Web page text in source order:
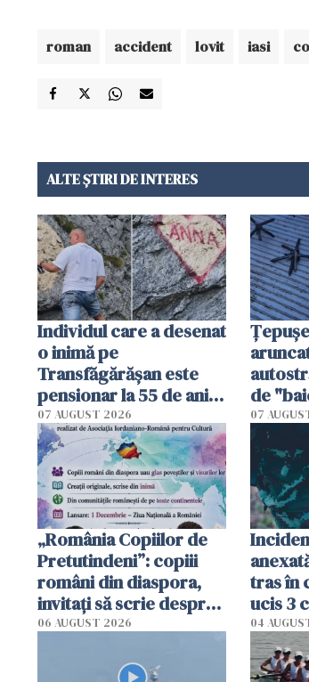
roman accident lovit iasi
ALTE ȘTIRI DE INTERES
Individul care a desenat
o inimă pe
Transfăgărășan este
pensionar la 55 de ani.
Poliția l-a identificat
07 AUGUST 2026
de
cerut
07
„România Copiilor de
Pretutindeni”: copiii
români din diaspora,
invitați să scrie despre
România într-un volum
06 AUGUST 2026
tras în
ucis 3
04